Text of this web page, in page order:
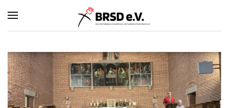
Zum Hauptinhalt springen